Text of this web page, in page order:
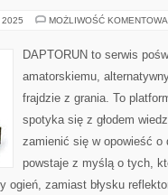
2025 MOŻLIWOŚĆ
DAPTORUN to serwis
amatorskiemu,
frajdzie z grania. To
spotyka się z głodem
zamienić się w opowieść o
powstaje z myślą o tych,
ogień, zamiast błysku